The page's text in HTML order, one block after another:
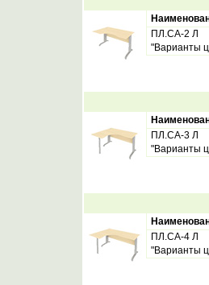
ПЛ.СА-2 Л
"Варианты
ПЛ.СА-3 Л
"Варианты
ПЛ.СА-4 Л
"Варианты